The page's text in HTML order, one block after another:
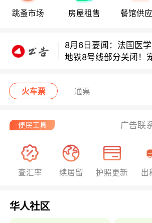
跳蚤市场 房屋租售 餐馆供
巴黎地铁音乐家海选启
地铁8号线部分关闭！
炉！
火车票 通票
广告联
查汇率 续居留 护照更新 出
华人社区